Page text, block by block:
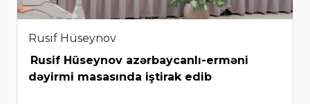
Rusif Hüseynov
Rusif Hüseynov azərbaycanlı-erməni
dəyirmi masasında iştirak edib